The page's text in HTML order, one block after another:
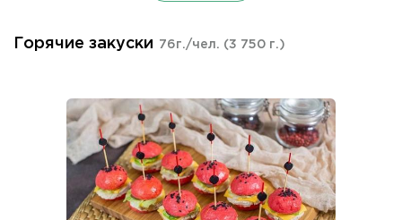
Горячие закуски 76г./чел. (3 750 г.)